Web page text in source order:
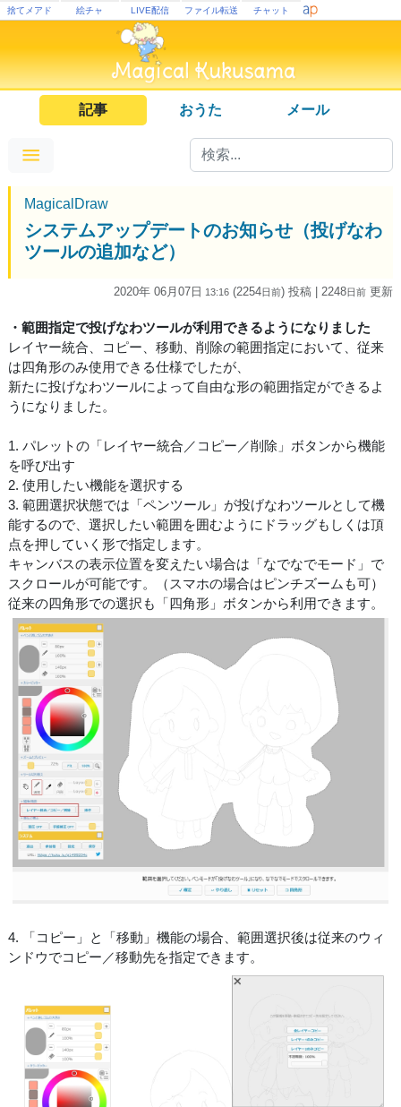
捨てメアド 絵チャ LIVE配信 ファイル転送 チャット
記事 おうた メール
MagicalDraw
システムアップデートのお知らせ（投げなわ
ツールの追加など）
2020年 06月07日 13:16 (2254日前) 投稿 | 2248日前 更新
・範囲指定で投げなわツールが利用できるようになりました
レイヤー統合、コピー、移動、削除の範囲指定において、従来
は四角形のみ使用できる仕様でしたが、
新たに投げなわツールによって自由な形の範囲指定ができるよ
うになりました。
1. パレットの「レイヤー統合／コピー／削除」ボタンから機能
を呼び出す
2. 使用したい機能を選択する
3. 範囲選択状態では「ペンツール」が投げなわツールとして機
能するので、選択したい範囲を囲むようにドラッグもしくは頂
点を押していく形で指定します。
キャンバスの表示位置を変えたい場合は「なでなでモード」で
スクロールが可能です。（スマホの場合はピンチズームも可）
従来の四角形での選択も「四角形」ボタンから利用できます。
4. 「コピー」と「移動」機能の場合、範囲選択後は従来のウィ
ンドウでコピー／移動先を指定できます。